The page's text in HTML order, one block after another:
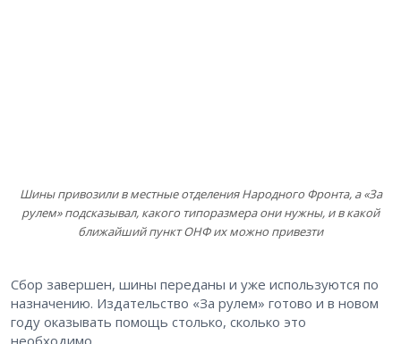
Шины привозили в местные отделения Народного Фронта, а «За
рулем» подсказывал, какого типоразмера они нужны, и в какой
ближайший пункт ОНФ их можно привезти
Сбор завершен, шины переданы и уже используются по
назначению. Издательство «За рулем» готово и в новом
году оказывать помощь столько, сколько это
необходимо.